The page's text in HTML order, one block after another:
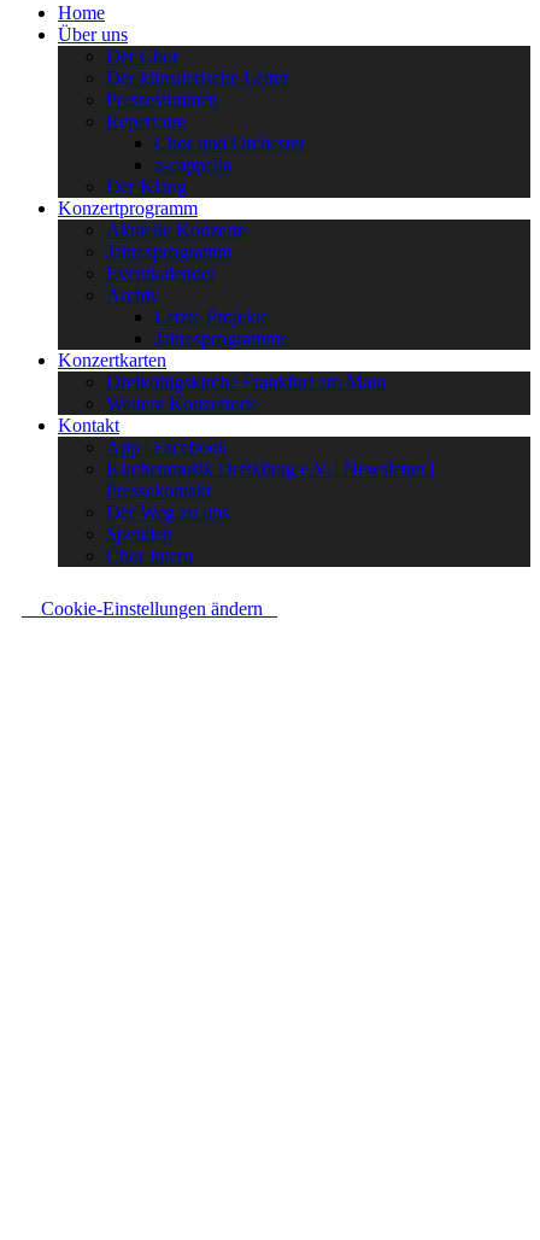
Home
Über uns
Der Chor
Der künstlerische Leiter
Pressestimmen
Repertoire
Chor und Orchester
a-cappella
Der Klang
Konzertprogramm
Aktuelle Konzerte
Jahresprogramm
Eventkalender
Archiv
Letzte Projekte
Jahresprogramme
Konzertkarten
Dreikönigskirche Frankfurt am Main
Weitere Konzertorte
Kontakt
App | Facebook
Kirchenmusik Dreikönig e.V. | Newsletter |
Pressekontakt
Der Weg zu uns
Spenden
Chor intern
Cookie-Einstellungen ändern